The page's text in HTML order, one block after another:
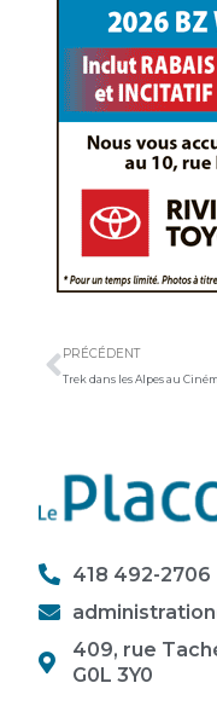
PRÉCÉDENT
418 492-2706
409, rue
G0L 3Y0